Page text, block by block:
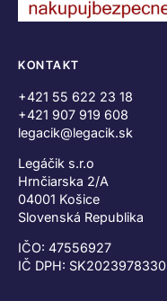
KONTAKT
+421 55 622 23 18
+421 907 919 608
legacik@legacik.sk
Legáčik s.r.o
Hrnčiarska 2/A
04001 Košice
Slovenská Republika
IČO: 47556927
IČ DPH: SK2023978330